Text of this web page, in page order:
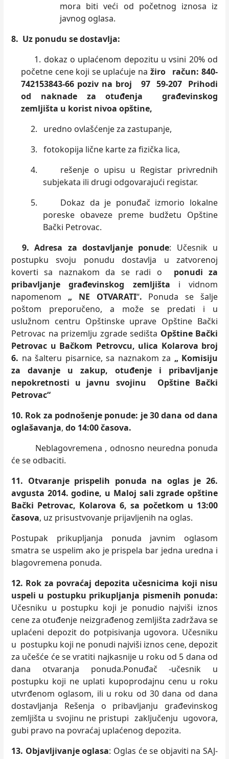
mora biti veći od početnog iznosa iz
javnog oglasa.
8. Uz ponudu se dostavlja:
1. dokaz o uplaćenom depozitu u vsini 20% od
početne cene koji se uplaćuje na žiro račun: 840-
742153843-66 poziv na broj 97 59-207 Prihodi
od naknade za otuđenja građevinskog
zemljišta u korist nivoa opštine,
2.
uredno ovlašćenje za zastupanje,
3. fotokopija lične karte za fizička lica,
4.
rešenje o upisu u Registar privrednih
subjekata ili drugi odgovarajući registar.
5.
Dokaz da je ponuđač izmorio lokalne
poreske obaveze preme budžetu Opštine
Bački Petrovac.
9. Adresa za dostavljanje ponude: Učesnik u
postupku svoju ponudu dostavlja u zatvorenoj
koverti sa naznakom da se radi o ponudi za
pribavljanje građevinskog zemljišta i vidnom
napomenom „ NE OTVARATI“. Ponuda se šalje
poštom preporučeno, a može se
predati i u
uslužnom centru Opštinske uprave Opštine Bački
Petrovac na prizemlju zgrade sedišta Opštine Bački
Petrovac u Bačkom Petrovcu, ulica Kolarova broj
6. na šalteru pisarnice, sa naznakom za „ Komisiju
za davanje u zakup, otuđenje i pribavljanje
nepokretnosti u javnu svojinu Opštine Bački
Petrovac“
10. Rok za podnošenje ponude: je 30 dana od dana
oglašavanja, do 14:00 časova.
Neblagovremena , odnosno neuredna ponuda
će se odbaciti.
11. Otvaranje prispelih ponuda na oglas je 26.
avgusta 2014. godine, u Maloj sali zgrade opštine
Bački Petrovac, Kolarova 6, sa početkom u 13:00
časova, uz prisustvovanje prijavljenih na oglas.
Postupak prikupljanja ponuda javnim oglasom
smatra se uspelim ako je prispela bar jedna uredna i
blagovremena ponuda.
12. Rok za povraćaj depozita učesnicima koji nisu
uspeli u postupku prikupljanja pismenih ponuda:
Učesniku u postupku koji je ponudio najviši iznos
cene za otuđenje neizgrađenog zemljišta zadržava se
uplaćeni depozit do potpisivanja ugovora. Učesniku
u postupku koji ne ponudi najviši iznos cene, depozit
za učešće će se vratiti najkasnije u roku od 5 dana od
dana otvaranja ponuda.Ponuđač -učesnik u
postupku koji ne uplati kupoprodajnu cenu u roku
utvrđenom oglasom, ili u roku od 30 dana od dana
dostavljanja Rešenja o pribavljanju građevinskog
zemljišta u svojinu ne pristupi zaključenju ugovora,
gubi pravo na povraćaj uplaćenog depozita.
13. Objavljivanje oglasa: Oglas će se objaviti na SAJ-